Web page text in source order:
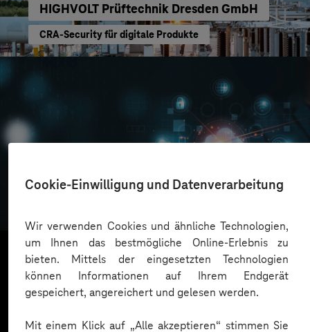
Cookie-Einwilligung und Datenverarbeitung
Wir verwenden Cookies und ähnliche Technologien,
um Ihnen das bestmögliche Online-Erlebnis zu
bieten. Mittels der eingesetzten Technologien
können Informationen auf Ihrem Endgerät
gespeichert, angereichert und gelesen werden.
Mit einem Klick auf „Alle akzeptieren“ stimmen Sie
HIGHVOLT Prüftechnik Dresden GmbH
CRA-Security für digitale Produkte
Oskar Frech
Mehr laden